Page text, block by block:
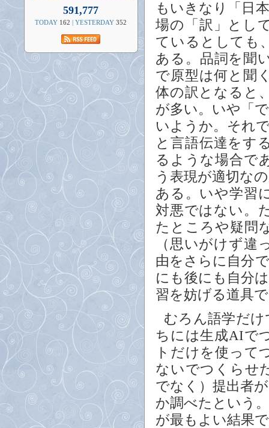
もいきなり「日
場の「訳」とし
ているとしても
ある。品詞を聞
で原型は何と聞
体の訳となると
が多い。いや「
いようか。それ
と言語伝達をす
るような場合で
う表現が適切な
ある。いや学習
対悪ではない。
たところや疑問
（思いがけず
由をさらに自分
にも後にも自分
習を妨げる道具
むろん語学だ
ちには生成AIで
トだけを使って
ないでつくらせ
でなく）提出者
か調べたという
が最もよい結果
591,777
TODAY 162 | YESTERDAY 352